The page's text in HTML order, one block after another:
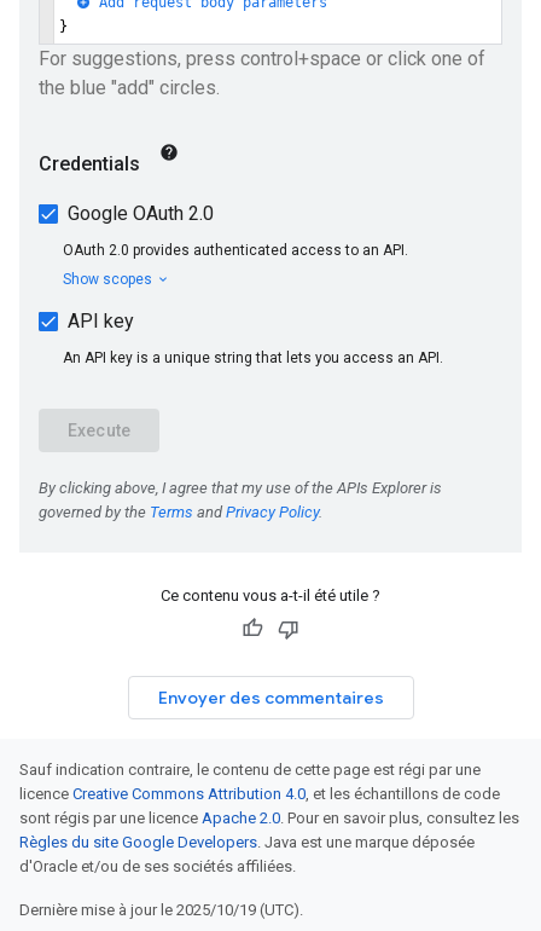
Ce contenu vous a-t-il été utile ?
Envoyer des commentaires
Sauf indication contraire, le contenu de cette page est régi par une
licence Creative Commons Attribution 4.0, et les échantillons de code
sont régis par une licence Apache 2.0. Pour en savoir plus, consultez les
Règles du site Google Developers. Java est une marque déposée
d'Oracle et/ou de ses sociétés affiliées.
Dernière mise à jour le 2025/10/19 (UTC).